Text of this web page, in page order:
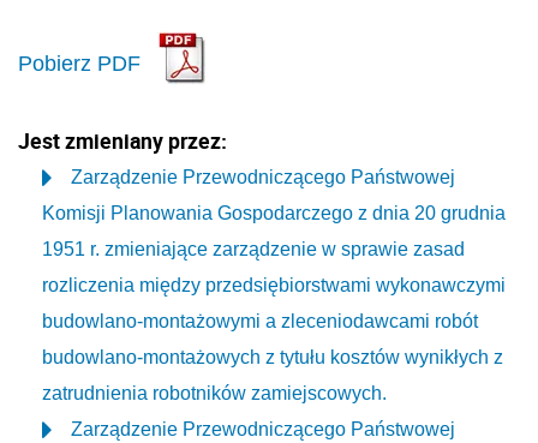
Pobierz PDF
Jest zmieniany przez:
Zarządzenie Przewodniczącego Państwowej
Komisji Planowania Gospodarczego z dnia 20 grudnia
1951 r. zmieniające zarządzenie w sprawie zasad
rozliczenia między przedsiębiorstwami wykonawczymi
budowlano-montażowymi a zleceniodawcami robót
budowlano-montażowych z tytułu kosztów wynikłych z
zatrudnienia robotników zamiejscowych.
Zarządzenie Przewodniczącego Państwowej